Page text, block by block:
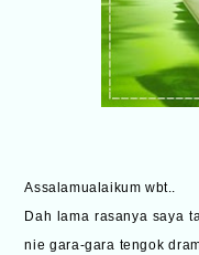
Assalamualaikum wbt..
Dah lama rasanya saya
nie gara-gara tengok